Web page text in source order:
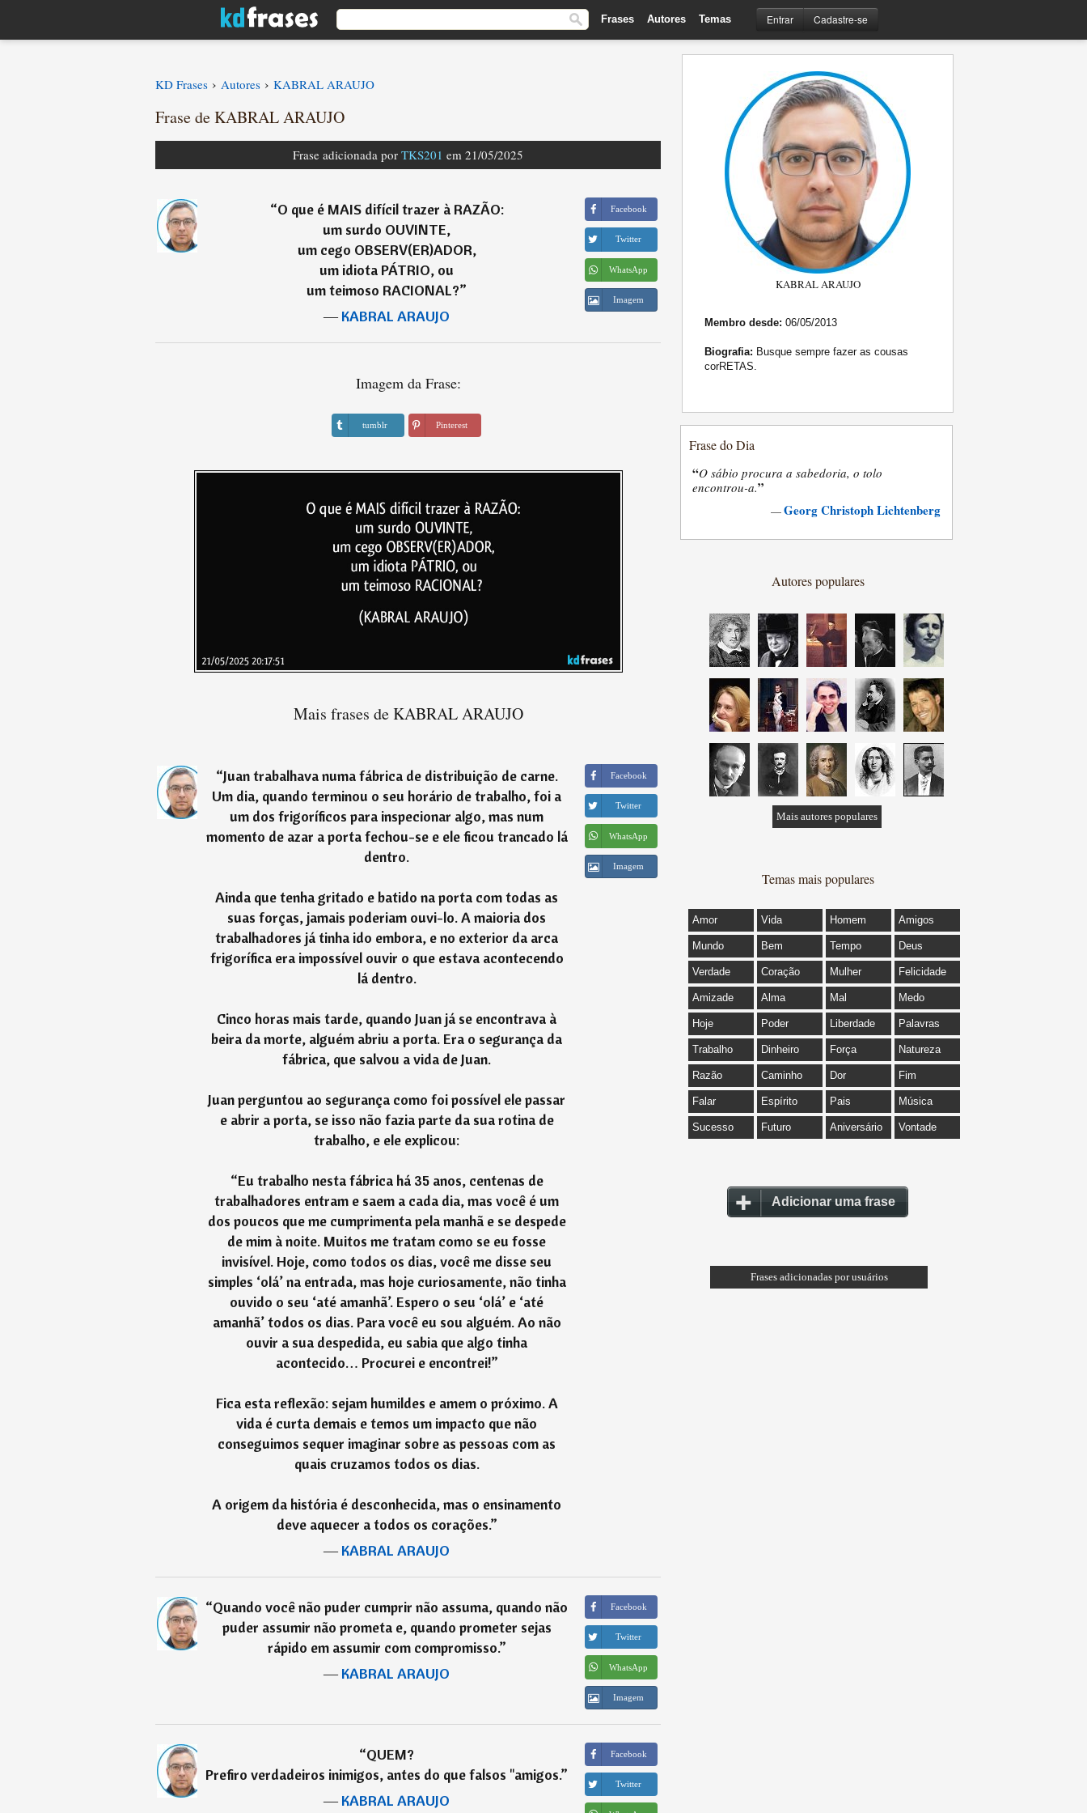
Frases Autores Temas Entrar Cadastre-se
KD Frases › Autores › KABRAL ARAUJO
Frase de KABRAL ARAUJO
Frase adicionada por TKS201 em 21/05/2025
“O que é MAIS difícil trazer à RAZÃO:
um surdo OUVINTE,
um cego OBSERV(ER)ADOR,
um idiota PÁTRIO, ou
um teimoso RACIONAL?”
―KABRAL ARAUJO
Facebook
Twitter
WhatsApp
Imagem
Imagem da Frase:
tumblr Pinterest
Mais frases de KABRAL ARAUJO
“Juan trabalhava numa fábrica de distribuição de carne.
Um dia, quando terminou o seu horário de trabalho, foi a
um dos frigoríficos para inspecionar algo, mas num
momento de azar a porta fechou-se e ele ficou trancado lá
dentro.
Ainda que tenha gritado e batido na porta com todas as
suas forças, jamais poderiam ouvi-lo. A maioria dos
trabalhadores já tinha ido embora, e no exterior da arca
frigorífica era impossível ouvir o que estava acontecendo
lá dentro.
Cinco horas mais tarde, quando Juan já se encontrava à
beira da morte, alguém abriu a porta. Era o segurança da
fábrica, que salvou a vida de Juan.
Juan perguntou ao segurança como foi possível ele passar
e abrir a porta, se isso não fazia parte da sua rotina de
trabalho, e ele explicou:
“Eu trabalho nesta fábrica há 35 anos, centenas de
trabalhadores entram e saem a cada dia, mas você é um
dos poucos que me cumprimenta pela manhã e se despede
de mim à noite. Muitos me tratam como se eu fosse
invisível. Hoje, como todos os dias, você me disse seu
simples ‘olá’ na entrada, mas hoje curiosamente, não tinha
ouvido o seu ‘até amanhã’. Espero o seu ‘olá’ e ‘até
amanhã’ todos os dias. Para você eu sou alguém. Ao não
ouvir a sua despedida, eu sabia que algo tinha
acontecido… Procurei e encontrei!”
Fica esta reflexão: sejam humildes e amem o próximo. A
vida é curta demais e temos um impacto que não
conseguimos sequer imaginar sobre as pessoas com as
quais cruzamos todos os dias.
A origem da história é desconhecida, mas o ensinamento
deve aquecer a todos os corações.”
―KABRAL ARAUJO
Facebook
Twitter
WhatsApp
Imagem
“Quando você não puder cumprir não assuma, quando não
puder assumir não prometa e, quando prometer sejas
rápido em assumir com compromisso.”
―KABRAL ARAUJO
Facebook
Twitter
WhatsApp
Imagem
“QUEM?
Prefiro verdadeiros inimigos, antes do que falsos "amigos.”
―KABRAL ARAUJO
Facebook
Twitter
KABRAL ARAUJO
Membro desde: 06/05/2013
Biografia: Busque sempre fazer as cousas
corRETAS.
Frase do Dia
“O sábio procura a sabedoria, o tolo
encontrou-a.”
—Georg Christoph Lichtenberg
Autores populares
Mais autores populares
Temas mais populares
Amor Vida Homem Amigos
Mundo Bem Tempo Deus
Verdade Coração Mulher Felicidade
Amizade Alma Mal Medo
Hoje Poder Liberdade Palavras
Trabalho Dinheiro Força Natureza
Razão Caminho Dor Fim
Falar Espírito Pais Música
Sucesso Futuro Aniversário Vontade
Adicionar uma frase
Frases adicionadas por usuários